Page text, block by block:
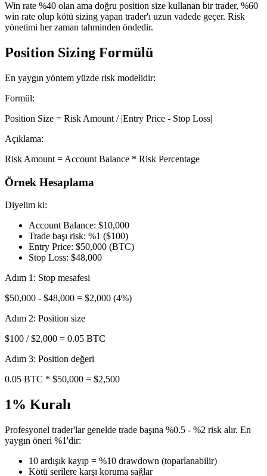
Win rate %40 olan ama doğru position size kullanan bir trader, %60
win rate olup kötü sizing yapan trader'ı uzun vadede geçer. Risk
yönetimi her zaman tahminden öndedir.
Position Sizing Formülü
En yaygın yöntem yüzde risk modelidir:
Formül:
Position Size = Risk Amount / |Entry Price - Stop Loss|
Açıklama:
Risk Amount = Account Balance * Risk Percentage
Örnek Hesaplama
Diyelim ki:
Account Balance: $10,000
Trade başı risk: %1 ($100)
Entry Price: $50,000 (BTC)
Stop Loss: $48,000
Adım 1: Stop mesafesi
$50,000 - $48,000 = $2,000 (4%)
Adım 2: Position size
$100 / $2,000 = 0.05 BTC
Adım 3: Position değeri
0.05 BTC * $50,000 = $2,500
1% Kuralı
Profesyonel trader'lar genelde trade başına %0.5 - %2 risk alır. En
yaygın öneri %1'dir:
10 ardışık kayıp = %10 drawdown (toparlanabilir)
Kötü serilere karşı koruma sağlar